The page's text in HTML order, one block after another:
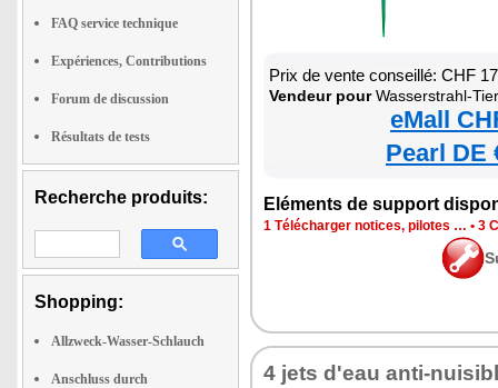
FAQ service technique
Expériences, Contributions
Forum de discussion
Résultats de tests
Recherche produits:
Shopping:
Allzweck-Wasser-Schlauch
Anschluss durch
Prix de vente conseillé: CHF
Vendeur pourWasserstrahl-
eMall
Pearl DE
Eléments de support
1 Télécharger notices, pilotes … • 3
4 jets d'eau anti-